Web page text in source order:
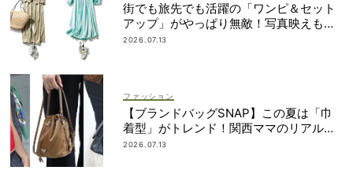
街でも旅先でも活躍の「ワンピ＆セット
アップ」がやっぱり無敵！写真映えも着
回し力も◎
2026.07.13
ファッション
【ブランドバッグSNAP】この夏は「巾
着型」がトレンド！関西ママのリアルコ
ーデ3選
2026.07.13